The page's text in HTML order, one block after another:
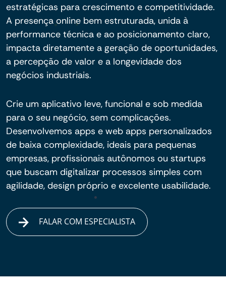
estratégicas para crescimento e competitividade.
A presença online bem estruturada, unida à
performance técnica e ao posicionamento claro,
impacta diretamente a geração de oportunidades,
a percepção de valor e a longevidade dos
negócios industriais.
Crie um aplicativo leve, funcional e sob medida
para o seu negócio, sem complicações.
Desenvolvemos apps e web apps personalizados
de baixa complexidade, ideais para pequenas
empresas, profissionais autônomos ou startups
que buscam digitalizar processos simples com
agilidade, design próprio e excelente usabilidade.
FALAR COM ESPECIALISTA